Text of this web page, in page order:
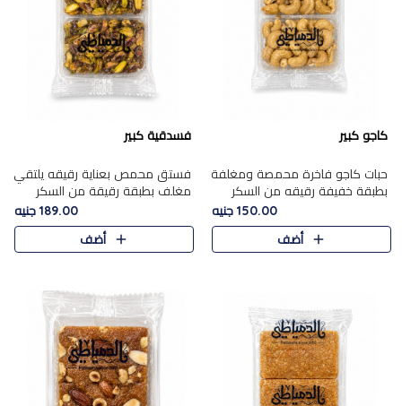
كاجو كبير
حبات كاجو فاخرة محمصة ومغلفة
بطبقة خفيفة رقيقه من السكر
المكرمل، تجمع بين توازن النعومة
زبدية غنية فاخرة والقرمشة
المرضية في حلوى شرقية بطاب..
150.00 جنيه
أضف
فسدقية كبير
فستق محمص بعناية رقيقه يلتقي
مغلف بطبقة رقيقة من السكر
المكرمل، ليقدم مذاقًا فاخرًا حلوي
شرقية فاخرة ونكهة غنية ناتي تميز
كل قطعة و قوام هش
189.00 جنيه
أضف